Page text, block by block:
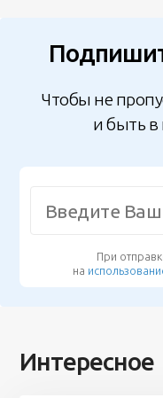
Чтобы не
и быть в
При
на
Интересное